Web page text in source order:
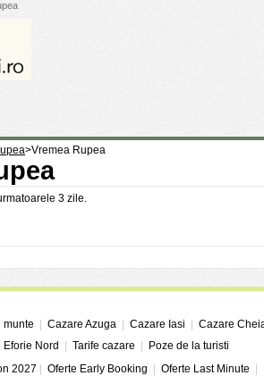
>Vremea Rupea
3 zile.
munte Cazare Azuga Cazare Iasi
Cazare
Eforie Nord
Tarife cazare
Poze de la turisti
2027 Oferte Early Booking Oferte Last Minute